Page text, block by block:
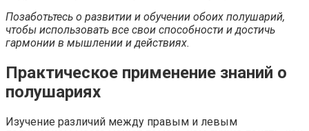
Позаботьтесь о развитии и обучении обоих полушарий,
чтобы использовать все свои способности и достичь
гармонии в мышлении и действиях.
Практическое применение знаний о
полушариях
Изучение различий между правым и левым